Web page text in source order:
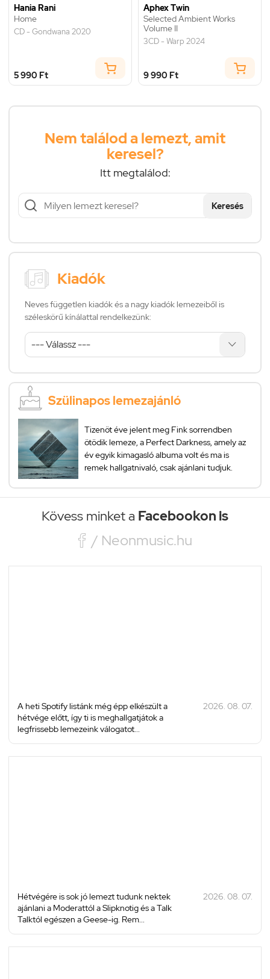
Hania Rani
Home
CD - Gondwana 2020
5 990 Ft
Aphex Twin
Selected Ambient Works
Volume II
3CD - Warp 2024
9 990 Ft
Nem találod a lemezt, amit
keresel?
Itt megtalálod:
Keresés
Kiadók
Neves független kiadók és a nagy kiadók lemezeiből is
széleskörű kínálattal rendelkezünk:
Szülinapos lemezajánló
Tizenöt éve jelent meg Fink sorrendben
ötödik lemeze, a Perfect Darkness, amely az
év egyik kimagasló albuma volt és ma is
remek hallgatnivaló, csak ajánlani tudjuk.
Kövess minket a Facebookon is
 / Neonmusic.hu
A heti Spotify listánk még épp elkészült a
hétvége előtt, így ti is meghallgatjátok a
legfrissebb lemezeink válogatot...
2026. 08. 07.
Hétvégére is sok jó lemezt tudunk nektek
ajánlani a Moderattól a Slipknotig és a Talk
Talktól egészen a Geese-ig. Rem...
2026. 08. 07.